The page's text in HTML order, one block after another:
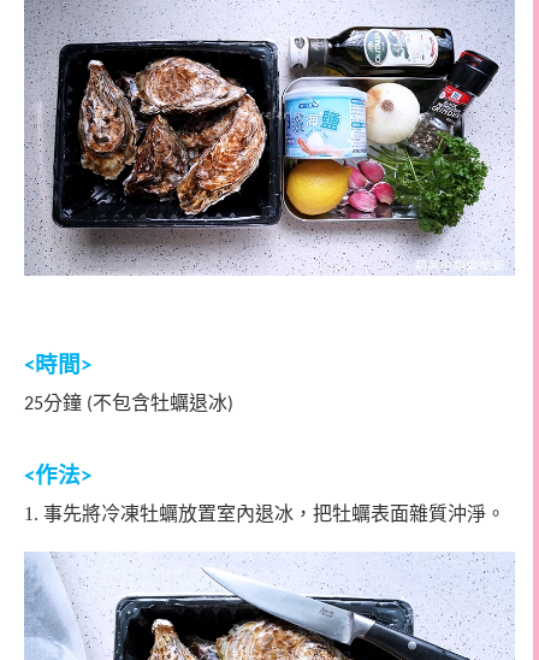
<時間 >
25分鐘 (不包含牡蠣退冰)
<作法>
1. 事先將冷凍牡蠣放置室內退冰，把牡蠣表面雜質沖淨。